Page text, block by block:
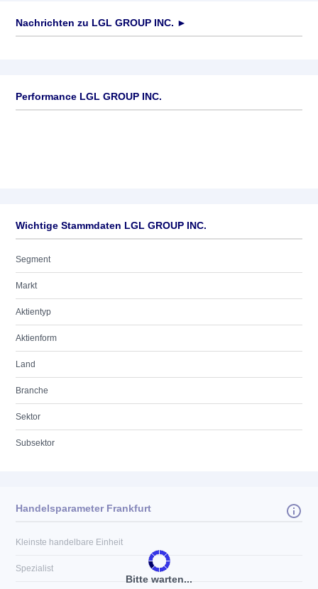
Nachrichten zu LGL GROUP INC. ►
Performance LGL GROUP INC.
Wichtige Stammdaten LGL GROUP INC.
Segment
Markt
Aktientyp
Aktienform
Land
Branche
Sektor
Subsektor
Bitte warten...
Handelsparameter Frankfurt
Kleinste handelbare Einheit
Spezialist